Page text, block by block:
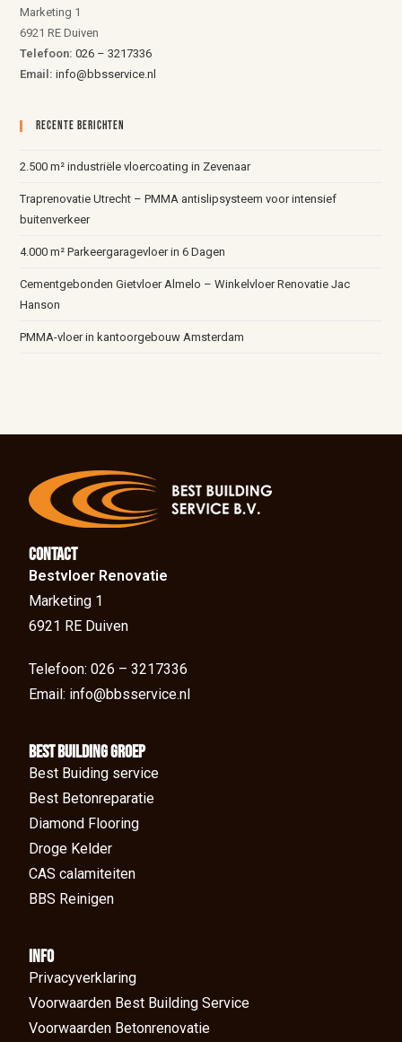
Marketing 1
6921 RE Duiven
Telefoon:026 – 3217336
Email: info@bbsservice.nl
Recente Berichten
2.500 m² industriële vloercoating in Zevenaar
Traprenovatie Utrecht – PMMA antislipsysteem voor intensief
buitenverkeer
4.000 m² Parkeergaragevloer in 6 Dagen
Cementgebonden Gietvloer Almelo – Winkelvloer Renovatie Jac
Hanson
PMMA-vloer in kantoorgebouw Amsterdam
Contact
Bestvloer Renovatie
Marketing 1
6921 RE Duiven
Telefoon: 026 – 3217336
Email: info@bbsservice.nl
BEst Building groep
Best Buiding service
Best Betonreparatie
Diamond Flooring
Droge Kelder
CAS calamiteiten
BBS Reinigen
Info
Privacyverklaring
Voorwaarden Best Building Service
Voorwaarden Betonrenovatie